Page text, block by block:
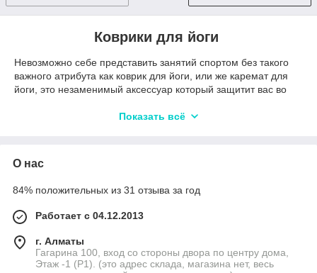
Коврики для йоги
Невозможно себе представить занятий спортом без такого
важного атрибута как коврик для йоги, или же каремат для
йоги, это незаменимый аксессуар который защитит вас во
Существует огромное количество вариантов и
размерам. Прежде чем определиться с выбором всегда
необходимо определиться для каких целей вы приобретаете
и фитнеса, что бы заниматься в спортивном клубе, тогда вам
необходим прочный и влагостойкий материал, а так же
немаловажен вес коврика для йоги, ведь в некоторых
случаях вам придется возить его на большие достояния.
Либо вы хотите заниматься йогой и растяжкой в домашних
условиях, в таком случае коврик для йоги должен подходить
Показать всё
О нас
84% положительных из 31 отзыва за год
Работает с 04.12.2013
г. Алматы
Гагарина 100, вход со стороны двора по центру дома,
Этаж -1 (P1). (это адрес склада, магазина нет, весь